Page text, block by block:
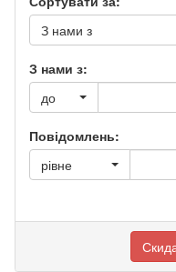
З нами з
З нами з:
до
Повідомлень:
рівне